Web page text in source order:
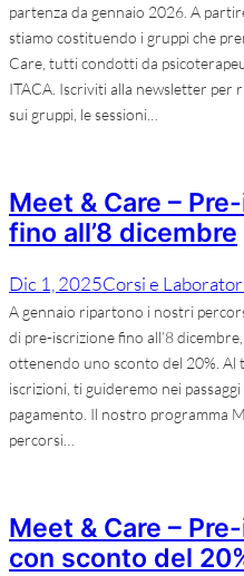
partenza da gennaio 2026. A
stiamo costituendo i gruppi che
Care, tutti condotti da
ITACA. Iscriviti alla newsletter per
sui gruppi, le sessioni…
Meet & Care –
fino all’8 dicembre
Dic 1, 2025Corsi e
A gennaio ripartono i nostri
di pre-iscrizione fino all’8
ottenendo uno sconto del 20%. Al
iscrizioni, ti guideremo nei
pagamento. Il nostro programma
percorsi…
Meet & Care –
con sconto del